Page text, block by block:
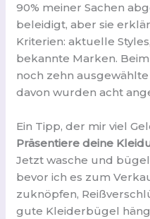
90% meiner Sachen
beleidigt, aber sie
Kriterien: aktuelle
bekannte Marken.
noch zehn
davon wurden acht
Ein Tipp, der mir viel
Präsentiere deine
Jetzt wasche und
bevor ich es zum
zuknöpfen,
gute Kleiderbügel